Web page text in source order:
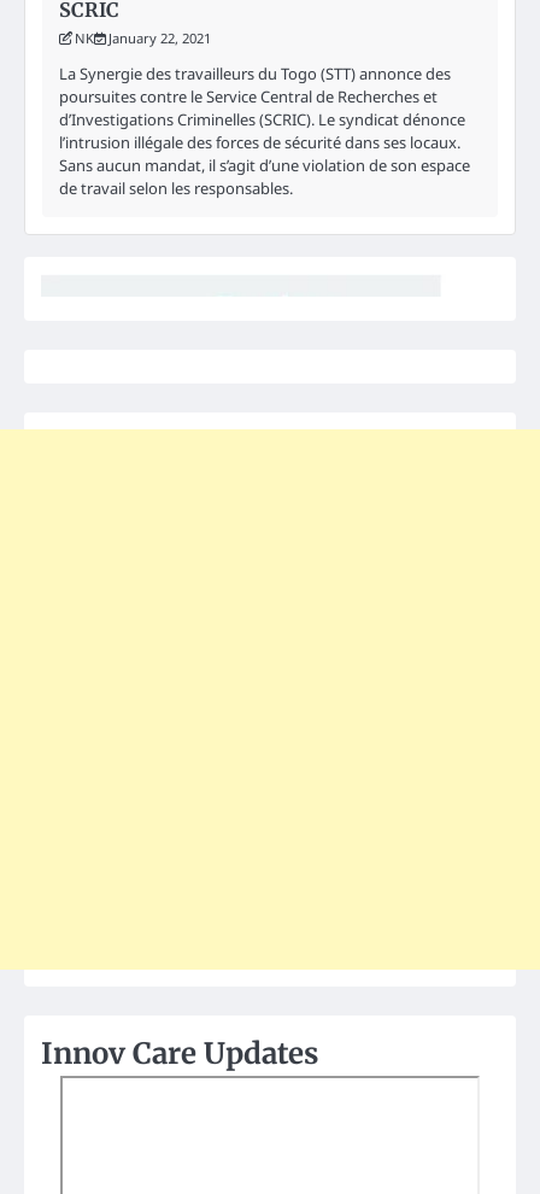
SCRIC
NK January 22, 2021
La Synergie des travailleurs du Togo (STT) annonce des
poursuites contre le Service Central de Recherches et
d’Investigations Criminelles (SCRIC). Le syndicat dénonce
l’intrusion illégale des forces de sécurité dans ses locaux.
Sans aucun mandat, il s’agit d’une violation de son espace
de travail selon les responsables.
Innov Care Updates